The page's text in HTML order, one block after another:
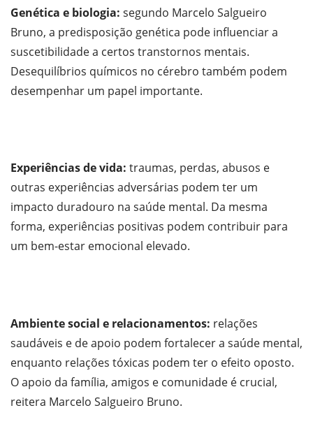
Genética e biologia: segundo Marcelo Salgueiro
Bruno, a predisposição genética pode influenciar a
suscetibilidade a certos transtornos mentais.
Desequilíbrios químicos no cérebro também podem
desempenhar um papel importante.
Experiências de vida: traumas, perdas, abusos e
outras experiências adversárias podem ter um
impacto duradouro na saúde mental. Da mesma
forma, experiências positivas podem contribuir para
um bem-estar emocional elevado.
Ambiente social e relacionamentos: relações
saudáveis ​​e de apoio podem fortalecer a saúde mental,
enquanto relações tóxicas podem ter o efeito oposto.
O apoio da família, amigos e comunidade é crucial,
reitera Marcelo Salgueiro Bruno.